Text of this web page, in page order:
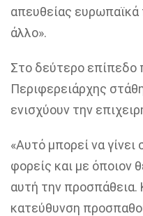
απευθείας
άλλο».
Στο δεύτερο επίπεδο
Περιφερειάρχης
ενισχύουν την
«Αυτό μπορεί να
φορείς και με όποιον
αυτή την προσπάθεια.
κατεύθυνση